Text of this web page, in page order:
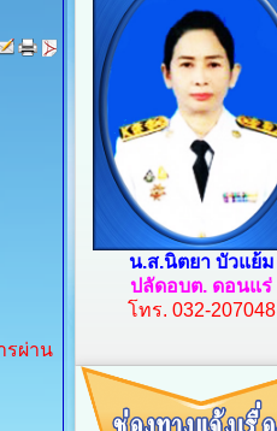
รผ่าน
น.ส.นิตยา บัวแย้ม
ปลัดอบต. ดอนแร่
โทร. 032-207048